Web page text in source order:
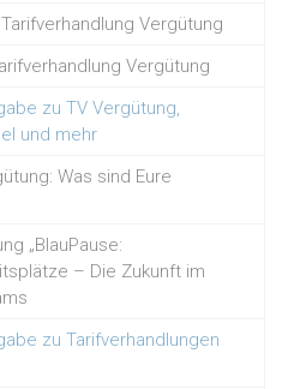
Vergütung
Vergütung
zu TV Vergütung,
und mehr
Was sind Eure
„BlauPause:
– Die Zukunft im
zu Tarifverhandlungen